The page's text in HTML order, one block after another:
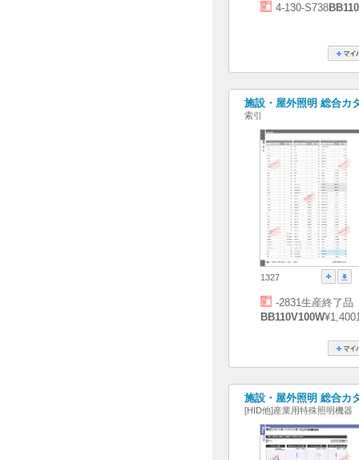
4-130-S738
施設・屋外照明 総合カ
索引
1327
-2831生産終了品
BB110V100W
施設・屋外照明 総合カ
[HID他]産業用特殊照明機器